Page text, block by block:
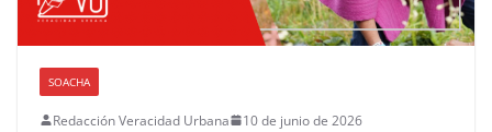
SOACHA
Redacción Veracidad Urbana
10 de junio de 2026